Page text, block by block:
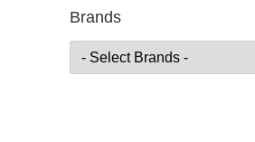
Brands